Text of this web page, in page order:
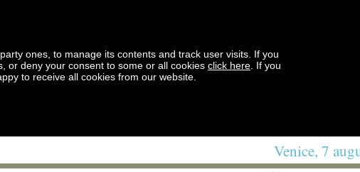
ones, to manage its contents and track user visits. If you
or deny your consent to some or all cookies click here . If you
to receive all cookies from our website.
Venice, 7